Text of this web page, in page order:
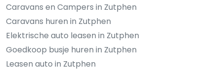
Caravans en Campers in Zutphen
Caravans huren in Zutphen
Elektrische auto leasen in Zutphen
Goedkoop busje huren in Zutphen
Leasen auto in Zutphen